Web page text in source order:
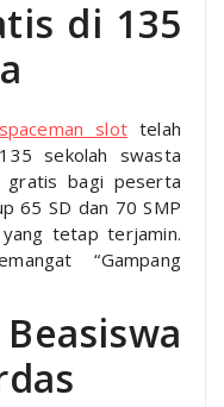
di 135
spaceman slot telah
sekolah swasta
gratis bagi peserta
65 SD dan 70 SMP
tetap terjamin.
“Gampang